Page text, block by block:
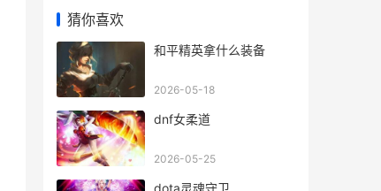
猜你喜欢
和平精英拿什么装备
2026-05-18
dnf女柔道
2026-05-25
dota灵魂守卫